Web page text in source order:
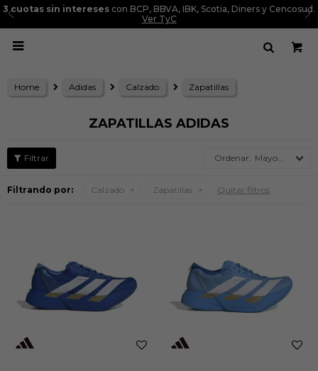
3 cuotas sin intereses con BCP, BBVA, IBK, Scotia, Diners y Cencosud.
Ver TyC

Home Adidas Calzado Zapatillas
ZAPATILLAS ADIDAS
Mayor precio
Filtrando por: Calzado Zapatillas Quitar filtros